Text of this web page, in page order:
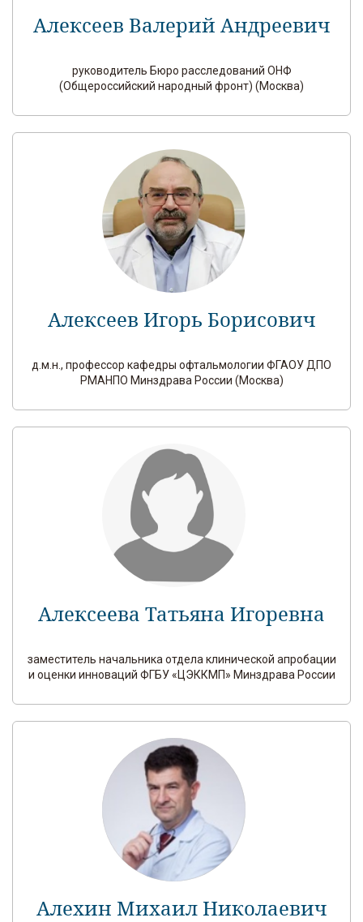
Алексеев Валерий Андреевич
руководитель Бюро расследований ОНФ
(Общероссийский народный фронт) (Москва)
Алексеев Игорь Борисович
д.м.н., профессор кафедры офтальмологии ФГАОУ ДПО
РМАНПО Минздрава России (Москва)
Алексеева Татьяна Игоревна
заместитель начальника отдела клинической апробации
и оценки инноваций ФГБУ «ЦЭККМП» Минздрава России
Алехин Михаил Николаевич